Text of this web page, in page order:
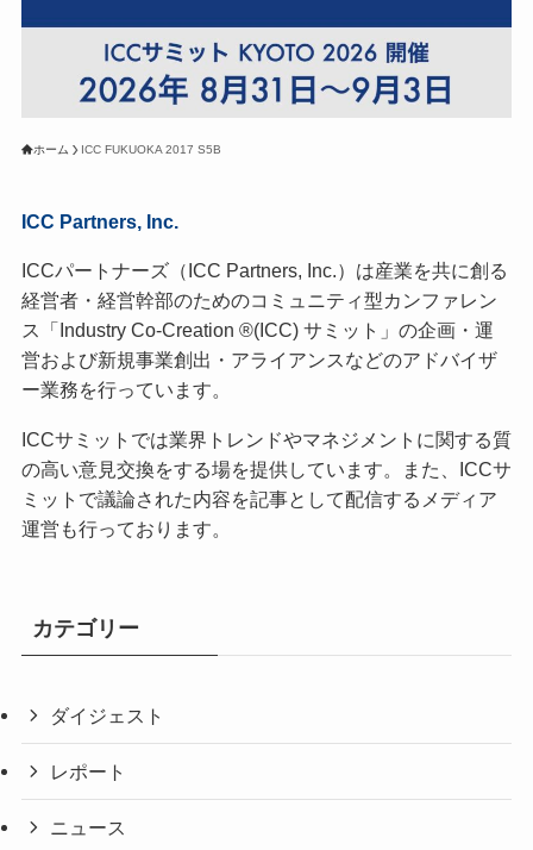
ホーム ICC FUKUOKA 2017 S5B
ICC Partners, Inc.
ICCパートナーズ（ICC Partners, Inc.）は産業を共に創る
経営者・経営幹部のためのコミュニティ型カンファレン
ス「Industry Co-Creation ®(ICC) サミット」の企画・運
営および新規事業創出・アライアンスなどのアドバイザ
ー業務を行っています。
ICCサミットでは業界トレンドやマネジメントに関する質
の高い意見交換をする場を提供しています。また、ICCサ
ミットで議論された内容を記事として配信するメディア
運営も行っております。
カテゴリー
ダイジェスト
レポート
ニュース